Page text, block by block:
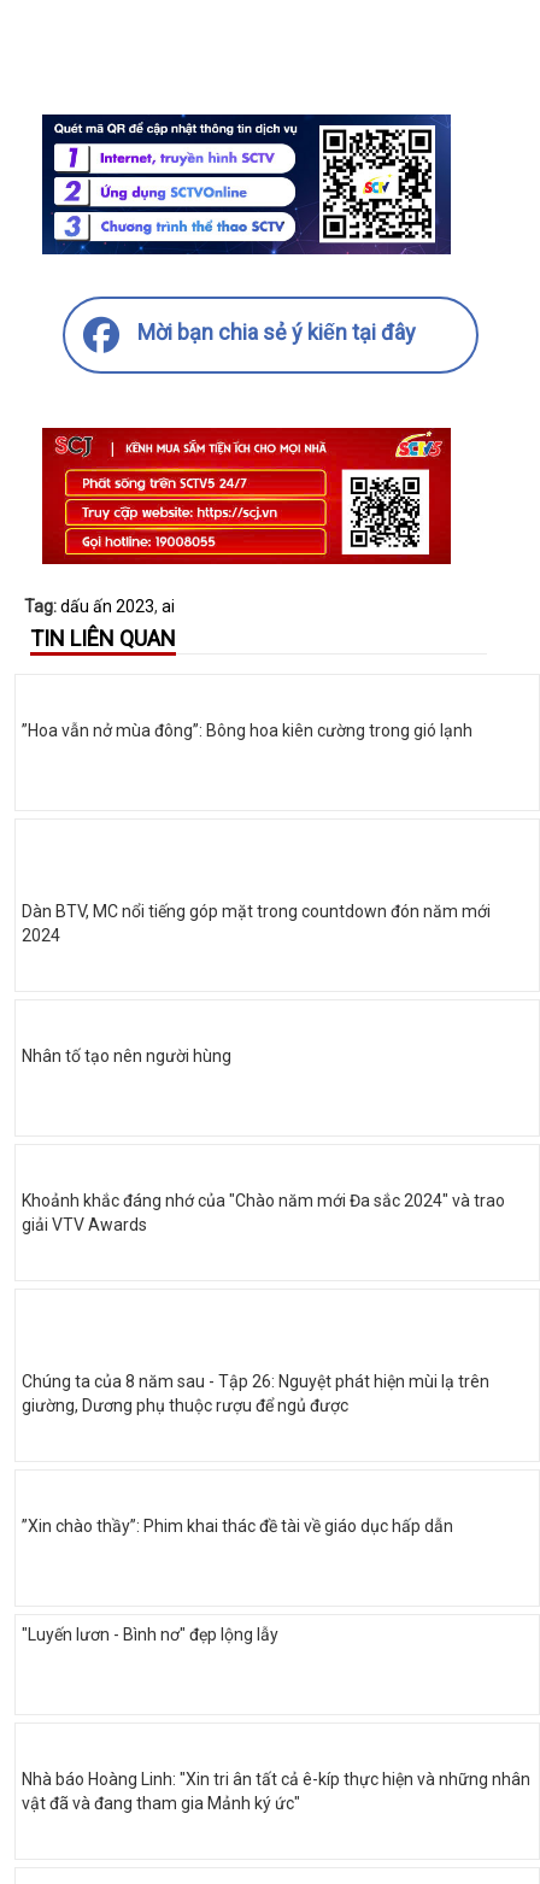
Mời bạn chia sẻ ý kiến tại đây
Tag:dấu ấn 2023, ai
TIN LIÊN QUAN
”Hoa vẫn nở mùa đông”: Bông hoa kiên cường trong gió lạnh
Dàn BTV, MC nổi tiếng góp mặt trong countdown đón năm mới
2024
Nhân tố tạo nên người hùng
Khoảnh khắc đáng nhớ của "Chào năm mới Đa sắc 2024" và trao
giải VTV Awards
Chúng ta của 8 năm sau - Tập 26: Nguyệt phát hiện mùi lạ trên
giường, Dương phụ thuộc rượu để ngủ được
”Xin chào thầy”: Phim khai thác đề tài về giáo dục hấp dẫn
"Luyến lươn - Bình nơ" đẹp lộng lẫy
Nhà báo Hoàng Linh: "Xin tri ân tất cả ê-kíp thực hiện và những nhân
vật đã và đang tham gia Mảnh ký ức"